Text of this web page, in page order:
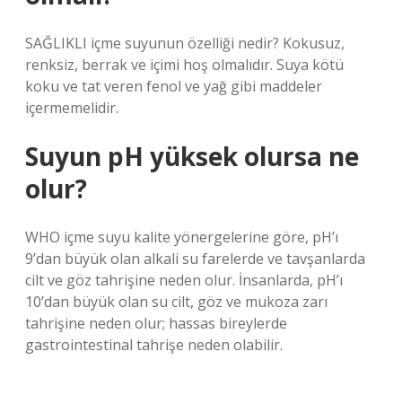
SAĞLIKLI içme suyunun özelliği nedir? Kokusuz,
renksiz, berrak ve içimi hoş olmalıdır. Suya kötü
koku ve tat veren fenol ve yağ gibi maddeler
içermemelidir.
Suyun pH yüksek olursa ne
olur?
WHO içme suyu kalite yönergelerine göre, pH’ı
9’dan büyük olan alkali su farelerde ve tavşanlarda
cilt ve göz tahrişine neden olur. İnsanlarda, pH’ı
10’dan büyük olan su cilt, göz ve mukoza zarı
tahrişine neden olur; hassas bireylerde
gastrointestinal tahrişe neden olabilir.